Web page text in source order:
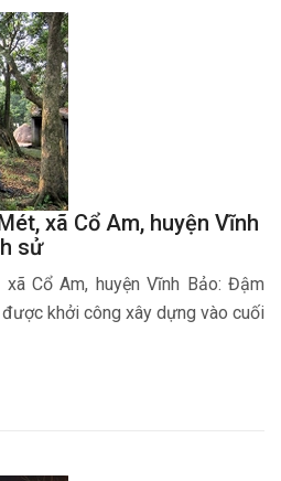
xã Cổ Am, huyện Vĩnh
sử
Cổ Am, huyện Vĩnh Bảo: Đậm
khởi công xây dựng vào cuối